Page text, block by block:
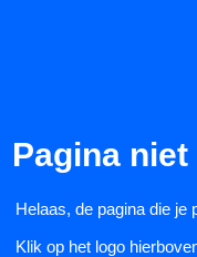
Pagina
Helaas, de pagina die je
Klik op het logo